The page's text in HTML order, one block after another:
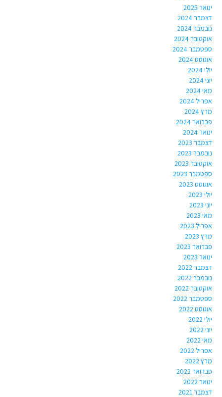
ינואר 2025
דצמבר 2024
נובמבר 2024
אוקטובר 2024
ספטמבר 2024
אוגוסט 2024
יולי 2024
יוני 2024
מאי 2024
אפריל 2024
מרץ 2024
פברואר 2024
ינואר 2024
דצמבר 2023
נובמבר 2023
אוקטובר 2023
ספטמבר 2023
אוגוסט 2023
יולי 2023
יוני 2023
מאי 2023
אפריל 2023
מרץ 2023
פברואר 2023
ינואר 2023
דצמבר 2022
נובמבר 2022
אוקטובר 2022
ספטמבר 2022
אוגוסט 2022
יולי 2022
יוני 2022
מאי 2022
אפריל 2022
מרץ 2022
פברואר 2022
ינואר 2022
דצמבר 2021